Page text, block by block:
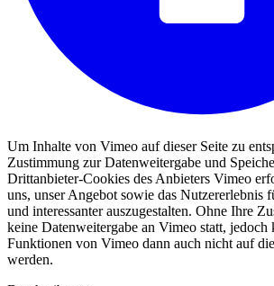
Um Inhalte von Vimeo auf dieser Seite zu
Zustimmung zur Datenweitergabe und
Drittanbieter-Cookies des Anbieters Vimeo
uns, unser Angebot sowie das Nutzererlebnis
und interessanter auszugestalten. Ohne Ihre
keine Datenweitergabe an Vimeo statt, jedoch
Funktionen von Vimeo dann auch nicht auf
werden.